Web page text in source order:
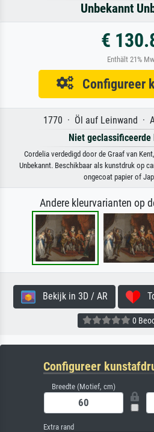
Unbekannt
€
Enthält 21%
Configureer
1770 · Öl auf Leinwand ·
Niet geclassificeerde
Cordelia verdedigd door de Graaf van
Unbekannt. Beschikbaar als kunstdruk op
ongecoat papier of
Andere kleurvarianten op
Bekijk in 3D / AR
0
Configureer
Breedte (Motief, cm)
Extra rand